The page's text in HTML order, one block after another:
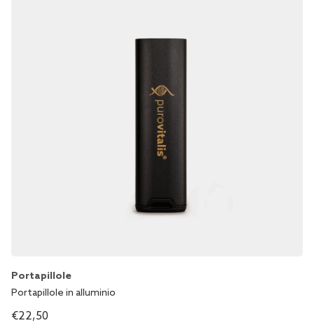
Portapillole
Portapillole in alluminio
€22,50